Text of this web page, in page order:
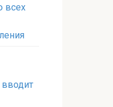
всех